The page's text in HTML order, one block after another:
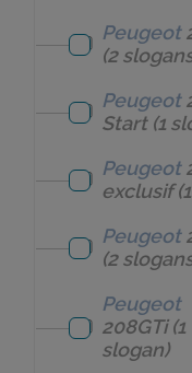
Peugeot
(2
Peugeot
Start(1
Peugeot
exclusif
Peugeot
(2
Peugeot
208GTi(1
slogan)